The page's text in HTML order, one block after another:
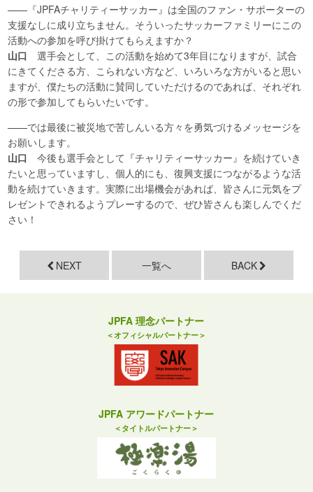
——『JPFAチャリティーサッカー』は全国のファン・サポーターの
支援なしに成り立ちません。そういったサッカーファミリーにこの
活動への参加を呼び掛けてもらえますか？
山口
選手会として、この活動を始めて3年目になりますが、試合
にきてくださる方、こられない方など、いろいろな方がいると思い
ますが、僕たちの活動に賛同していただけるのであれば、それぞれ
の形で参加してもらいたいです。
——では最後に被災地で苦しんいる方々を勇気づけるメッセージを
お願いします。
山口
今後も選手会として『チャリティーサッカー』を続けていき
たいと思っていますし、個人的にも、復興支援につながるような活
動を続けていきます。実際に出場機会があれば、皆さんに元気をプ
レゼントできれるようプレーするので、ぜひ皆さんも楽しんでくだ
さい！
NEXT 一覧へ BACK
JPFA 理念パートナー
＜オフィシャルパートナー＞
JPFA アワードパートナー
＜タイトルパートナー＞